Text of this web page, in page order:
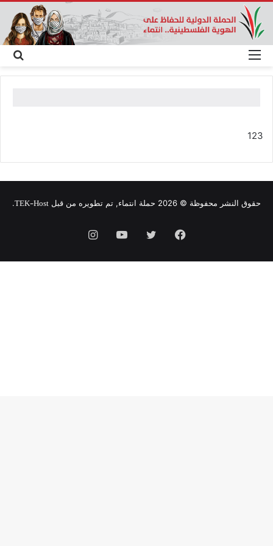
عن
123
حقوق النشر محفوظة © 2026 حملة انتماء, تم تطويره من قبل TEK-Host
.
فيسبوك تويتر يوتيوب